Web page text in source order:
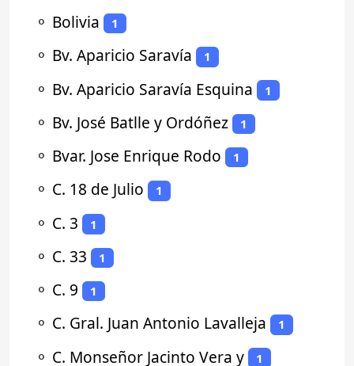
⚬ Bolivia 1
⚬ Bv. Aparicio Saravía 1
⚬ Bv. Aparicio Saravía Esquina 1
⚬ Bv. José Batlle y Ordóñez 1
⚬ Bvar. Jose Enrique Rodo 1
⚬ C. 18 de Julio 1
⚬ C. 3 1
⚬ C. 33 1
⚬ C. 9 1
⚬ C. Gral. Juan Antonio Lavalleja 1
⚬ C. Monseñor Jacinto Vera y 1